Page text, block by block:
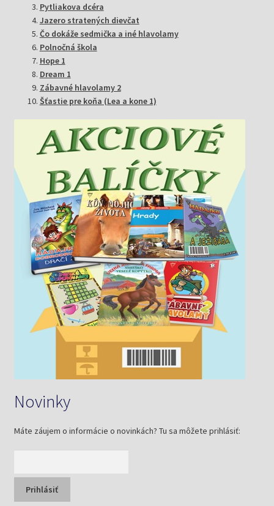
Pytliakova dcéra
Jazero stratených dievčat
Čo dokáže sedmička a iné hlavolamy
Polnočná škola
Hope 1
Dream 1
Zábavné hlavolamy 2
Šťastie pre koňa (Lea a kone 1)
Novinky
Máte záujem o informácie o novinkách? Tu sa môžete prihlásiť: